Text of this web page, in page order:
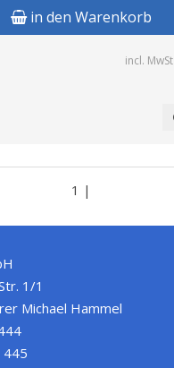
in den Warenkorb
incl. MwSt
1 |
1/1
Michael Hammel